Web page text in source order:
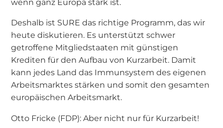
wenn ganz Europa stark ist.
Deshalb ist SURE das richtige Programm, das wir
heute diskutieren. Es unterstützt schwer
getroffene Mitgliedstaaten mit günstigen
Krediten für den Aufbau von Kurzarbeit. Damit
kann jedes Land das Immunsystem des eigenen
Arbeitsmarktes stärken und somit den gesamten
europäischen Arbeitsmarkt.
Otto Fricke (FDP): Aber nicht nur für Kurzarbeit!